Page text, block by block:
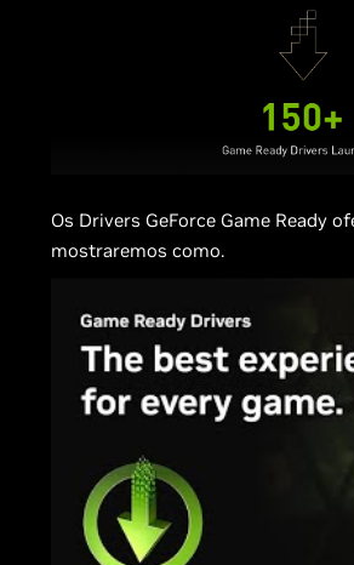
Os Drivers GeForce Game Ready
mostraremos como.